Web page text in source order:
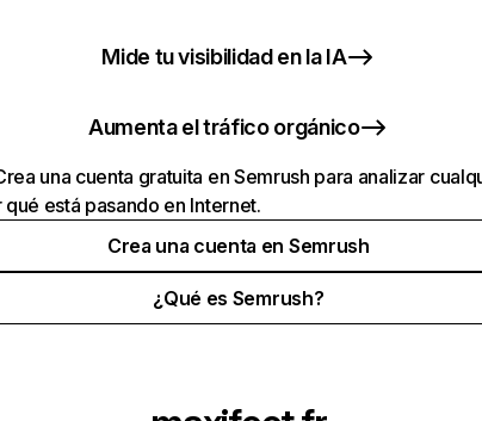
Mide tu visibilidad en la IA
Aumenta el tráfico orgánico
una cuenta gratuita en Semrush para analizar
está pasando en Internet.
Crea una cuenta en Semrush
¿Qué es Semrush?